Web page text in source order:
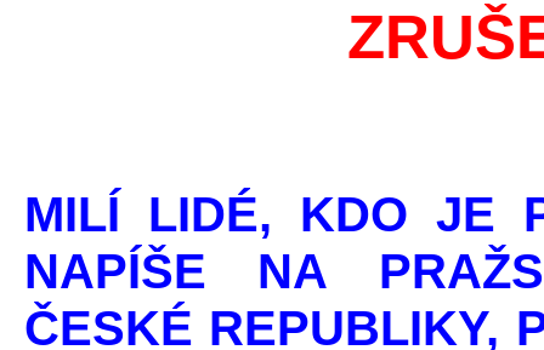
MILÍ LIDÉ, KDO JE
NAPÍŠE NA
ČESKÉ REPUBLIKY,